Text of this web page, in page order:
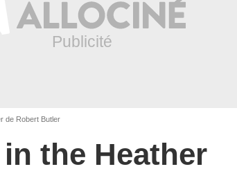
de Robert Butler
the Heather